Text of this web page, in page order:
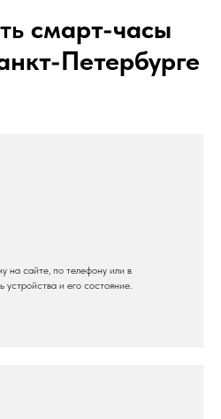
смарт-часы
Петербурге
на сайте, по телефону или в
и его состояние.